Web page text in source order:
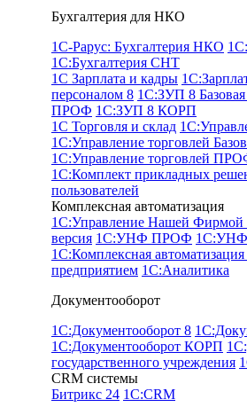
Бухгалтерия для НКО
1С-Рарус: Бухгалтерия НКО
1С:Бухгалтерия СНТ
1С Зарплата и кадры
персоналом 8 1С:ЗУП 8 Базовая
ПРОФ 1С:ЗУП 8 КОРП
1С Торговля и склад
1С:Управление торговлей
1С:Управление торговлей
1С:Комплект прикладных
пользователей
Комплексная автоматизация
1C:Управление Нашей Фирмой
версия 1С:УНФ ПРОФ 1С:УНФ
1С:Комплексная автоматизация
предприятием 1С:Аналитика
Документооборот
1С:Документооборот 8
1С:Документооборот КОРП
государственного учреждения
CRM системы
Битрикс 24 1С:СRМ